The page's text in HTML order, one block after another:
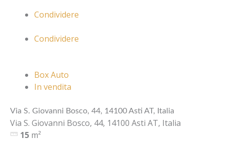
Condividere
Condividere
Box Auto
In vendita
Via S. Giovanni Bosco, 44, 14100 Asti AT, Italia
Via S. Giovanni Bosco, 44, 14100 Asti AT, Italia
15 m²